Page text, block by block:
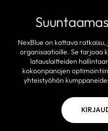
NexBlue on kattava
organisaatioille. Se tarjoaa
latauslaitteiden
kokoonpanojen
yhteistyöhön